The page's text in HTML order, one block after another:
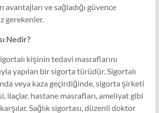
avantajları ve sağladığı güvence
gerekenler.
Nedir?
kişinin tedavi masraflarını
yapılan bir sigorta türüdür. Sigortalı
veya kaza geçirdiğinde, sigorta şirketi
ilaçlar, hastane masrafları, ameliyat gibi
Sağlık sigortası, düzenli doktor